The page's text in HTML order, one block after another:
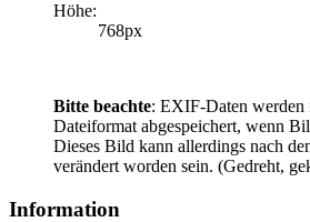
Höhe:
768px
Bitte beachte: EXIF-Daten werden
Dateiformat abgespeichert, wenn
Dieses Bild kann allerdings nach
verändert worden sein. (Gedreht,
Information